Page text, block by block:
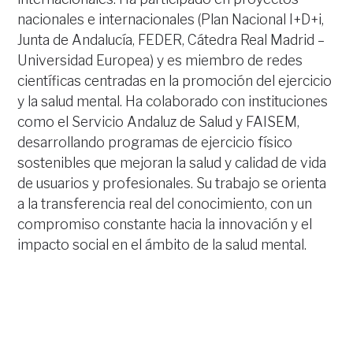
nacionales e internacionales (Plan Nacional I+D+i,
Junta de Andalucía, FEDER, Cátedra Real Madrid –
Universidad Europea) y es miembro de redes
científicas centradas en la promoción del ejercicio
y la salud mental. Ha colaborado con instituciones
como el Servicio Andaluz de Salud y FAISEM,
desarrollando programas de ejercicio físico
sostenibles que mejoran la salud y calidad de vida
de usuarios y profesionales. Su trabajo se orienta
a la transferencia real del conocimiento, con un
compromiso constante hacia la innovación y el
impacto social en el ámbito de la salud mental.